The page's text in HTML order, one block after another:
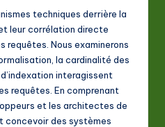
techniques derrière la
leur corrélation directe
requêtes. Nous examinerons
la cardinalité des
interagissent
requêtes. En comprenant
et les architectes de
concevoir des systèmes